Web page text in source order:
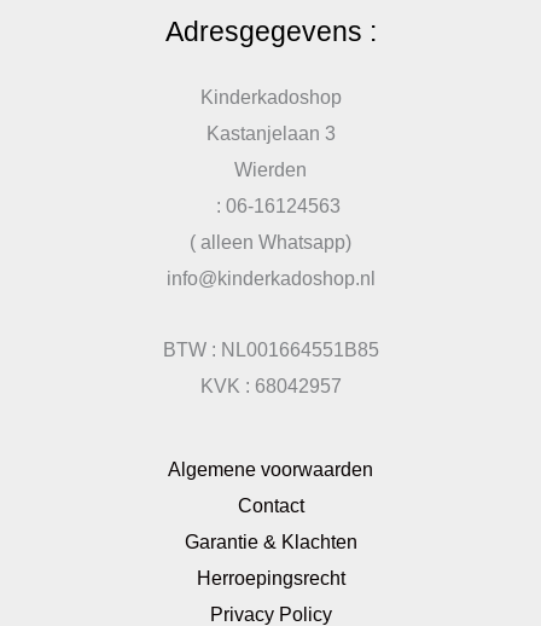
Adresgegevens :
Kinderkadoshop
Kastanjelaan 3
Wierden
: 06-16124563
( alleen Whatsapp)
info@kinderkadoshop.nl
BTW : NL001664551B85
KVK : 68042957
Algemene voorwaarden
Contact
Garantie & Klachten
Herroepingsrecht
Privacy Policy